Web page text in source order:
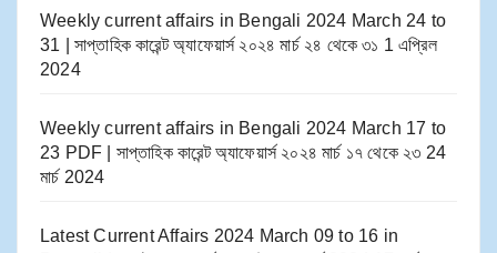
Weekly current affairs in Bengali 2024 March 24 to
31 | সাপ্তাহিক কারেন্ট অ্যাফেয়ার্স ২০২৪ মার্চ ২৪ থেকে ৩১ 1 এপ্রিল
2024
Weekly current affairs in Bengali 2024 March 17 to
23 PDF | সাপ্তাহিক কারেন্ট অ্যাফেয়ার্স ২০২৪ মার্চ ১৭ থেকে ২৩ 24
মার্চ 2024
Latest Current Affairs 2024 March 09 to 16​ in